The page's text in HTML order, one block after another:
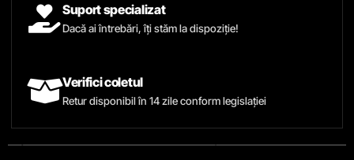
Suport specializat
Dacă ai întrebări, îți stăm la dispoziție!
Verifici coletul
Retur disponibil în 14 zile conform legislației